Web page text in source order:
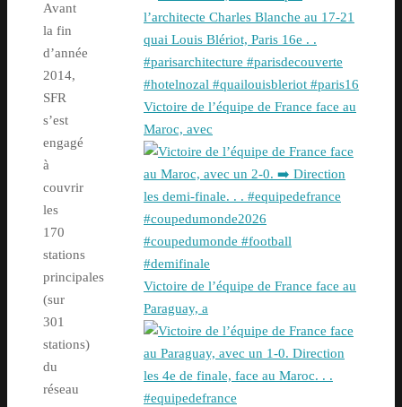
Avant
la fin
d’année
2014,
SFR
s’est
engagé
à
couvrir
les
170
stations
principales
(sur
301
stations)
du
réseau
Victoire de l’équipe de France face au
Maroc, avec
Victoire de l’équipe de France face au
Paraguay, a